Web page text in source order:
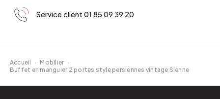
Service client 01 85 09 39 20
Accueil · Mobilier ·
Buffet en manguier 2 portes style persiennes vintage Sienne